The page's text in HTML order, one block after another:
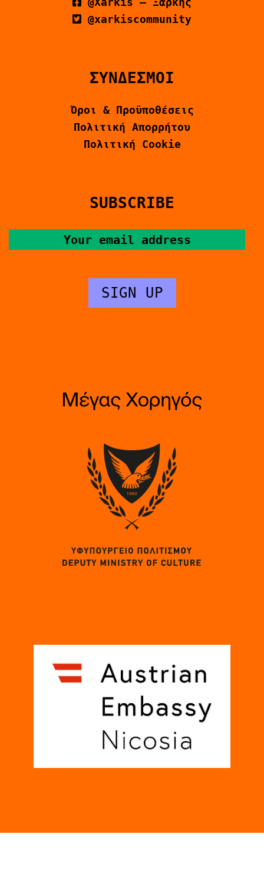
@xarkiscommunity
ΣΥΝΔΕΣΜΟΙ
Όροι & Προϋποθέσεις
Πολιτική Απορρήτου
Πολιτική Cookie
SUBSCRIBE